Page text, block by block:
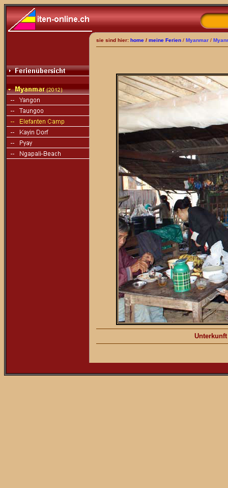
sie sind hier: home / meine Ferien / Myanmar /